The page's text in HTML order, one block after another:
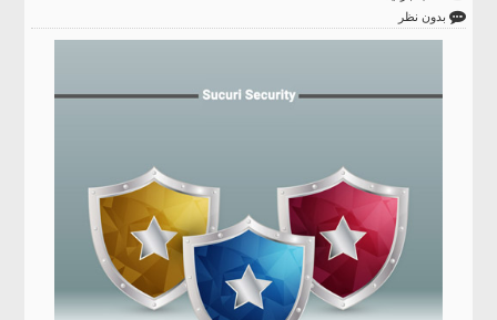
بدون نظر